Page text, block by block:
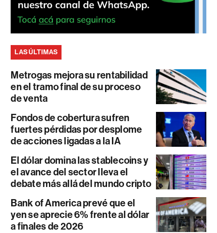
LAS ÚLTIMAS
Metrogas mejora su rentabilidad
en el tramo final de su proceso
de venta
Fondos de cobertura sufren
fuertes pérdidas por desplome
de acciones ligadas a la IA
El dólar domina las stablecoins y
el avance del sector lleva el
debate más allá del mundo cripto
Bank of America prevé que el
yen se aprecie 6% frente al dólar
a finales de 2026